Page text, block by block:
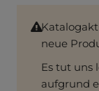
neue
Es tut uns
aufgrund